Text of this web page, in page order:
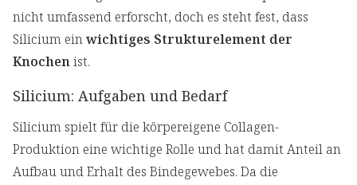
nicht umfassend erforscht, doch es steht fest, dass
Silicium einwichtiges Strukturelement der
Knochenist.
Silicium: Aufgaben und Bedarf
Silicium spielt für die körpereigene Collagen-
Produktion eine wichtige Rolle und hat damit Anteil an
Aufbau und Erhalt des Bindegewebes. Da die